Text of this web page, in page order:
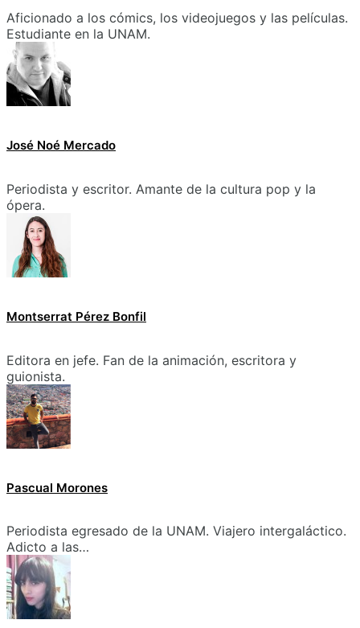
Aficionado a los cómics, los videojuegos y las películas.
Estudiante en la UNAM.
José Noé Mercado
Periodista y escritor. Amante de la cultura pop y la
ópera.
Montserrat Pérez Bonfil
Editora en jefe. Fan de la animación, escritora y
guionista.
Pascual Morones
Periodista egresado de la UNAM. Viajero intergaláctico.
Adicto a las…